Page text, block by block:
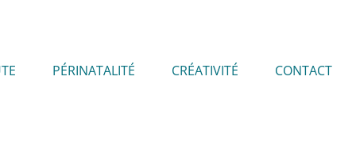
PÉRINATALITÉ CRÉATIVITÉ CONTACT